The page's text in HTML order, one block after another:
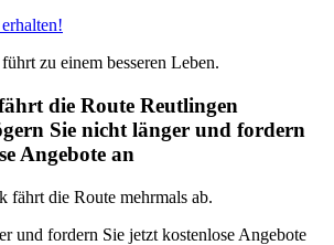
zu einem besseren Leben.
die Route Reutlingen
Sie nicht länger und fordern
Angebote an
fährt die Route mehrmals ab.
und fordern Sie jetzt kostenlose Angebote